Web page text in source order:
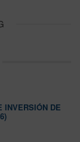
INVERSIÓN DE